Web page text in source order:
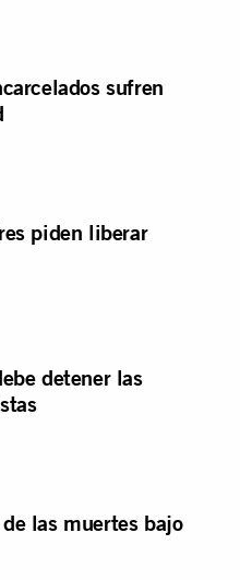
sufren
piden liberar
detener las
las muertes bajo